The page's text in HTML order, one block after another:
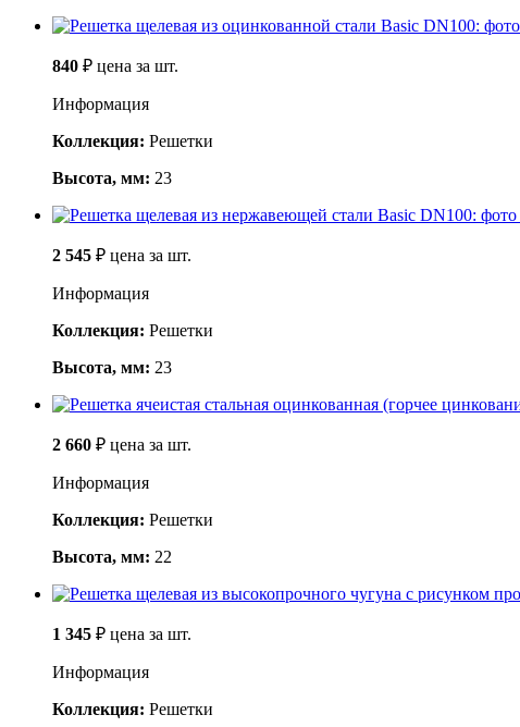
840 ₽ цена за шт.
Информация
Коллекция: Решетки
Высота, мм: 23
2 545 ₽ цена за шт.
Информация
Коллекция: Решетки
Высота, мм: 23
2 660 ₽ цена за шт.
Информация
Коллекция: Решетки
Высота, мм: 22
1 345 ₽ цена за шт.
Информация
Коллекция: Решетки